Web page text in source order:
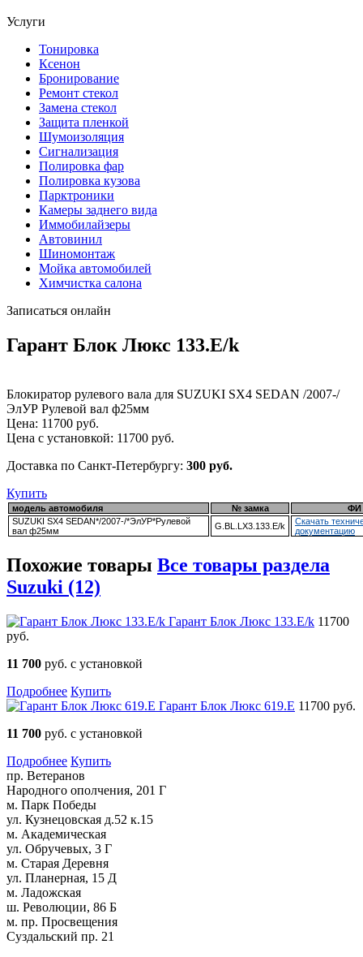
Услуги
Тонировка
Ксенон
Бронирование
Ремонт стекол
Замена стекол
Защита пленкой
Шумоизоляция
Сигнализация
Полировка фар
Полировка кузова
Парктроники
Камеры заднего вида
Иммобилайзеры
Автовинил
Шиномонтаж
Мойка автомобилей
Химчистка салона
Записаться онлайн
Гарант Блок Люкс 133.E/k
Блокиратор рулевого вала для SUZUKI SX4 SEDAN /2007-/
ЭлУР Рулевой вал ф25мм
Цена: 11700 руб.
Цена с установкой: 11700 руб.
Доставка по Санкт-Петербургу: 300 руб.
Купить
модель автомобиля № замка
ФИ
SUZUKI SX4 SEDAN*/2007-/*ЭлУР*Рулевой
вал ф25мм
G.BL.LX3.133.E/k
Скачать
документацию
Похожие товары Все товары раздела
Suzuki (12)
Гарант Блок Люкс 133.E/k 11700
руб.
11 700 руб. с установкой
Подробнее Купить
Гарант Блок Люкс 619.E 11700 руб.
11 700 руб. с установкой
Подробнее Купить
пр. Ветеранов
Народного ополчения, 201 Г
м. Парк Победы
ул. Кузнецовская д.52 к.15
м. Академическая
ул. Обручевых, 3 Г
м. Старая Деревня
ул. Планерная, 15 Д
м. Ладожская
ш. Революции, 86 Б
м. пр. Просвещения
Суздальский пр. 21